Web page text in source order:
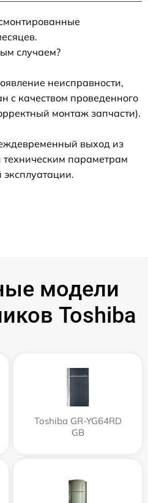
случаем?
неисправности,
с качеством проведенного
монтаж запчасти).
выход из
техническим параметрам
модели
Toshiba
Toshiba GR-YG64RD
GB